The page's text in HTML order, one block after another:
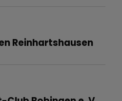
Reinhartshausen